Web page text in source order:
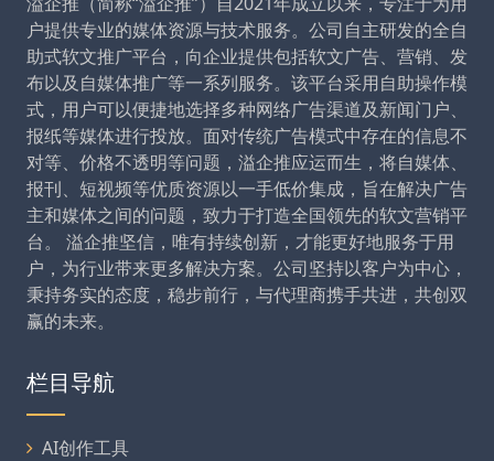
户提供专业的媒体资源与技术服务。公司自主研发的全自
助式软文推广平台，向企业提供包括软文广告、营销、发
布以及自媒体推广等一系列服务。该平台采用自助操作模
式，用户可以便捷地选择多种网络广告渠道及新闻门户、
报纸等媒体进行投放。面对传统广告模式中存在的信息不
对等、价格不透明等问题，溢企推应运而生，将自媒体、
报刊、短视频等优质资源以一手低价集成，旨在解决广告
主和媒体之间的问题，致力于打造全国领先的软文营销平
台。 溢企推坚信，唯有持续创新，才能更好地服务于用
户，为行业带来更多解决方案。公司坚持以客户为中心，
秉持务实的态度，稳步前行，与代理商携手共进，共创双
赢的未来。
栏目导航
AI创作工具